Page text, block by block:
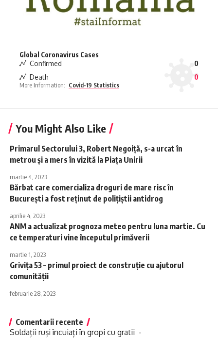
Global Coronavirus Cases
Confirmed
0
Death
0
More Information: Covid-19 Statistics
You Might Also Like
Primarul Sectorului 3, Robert Negoiță, s-a urcat în
metrou și a mers în vizită la Piața Unirii
martie 4, 2023
Bărbat care comercializa droguri de mare risc în
București a fost reținut de polițiștii antidrog
aprilie 4, 2023
ANM a actualizat prognoza meteo pentru luna martie. Cu
ce temperaturi vine începutul primăverii
martie 1, 2023
Grivița 53 – primul proiect de construție cu ajutorul
comunității
februarie 28, 2023
Comentarii recente
Soldații ruși încuiați în gropi cu gratii -